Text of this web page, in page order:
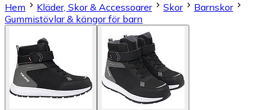
Hem
Kläder, Skor & Accessoarer Skor
Barnskor
Gummistövlar & kängor för barn